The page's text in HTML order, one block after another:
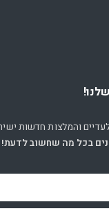
והמלצות חדשות
בכל מה שחשוב לדעת!